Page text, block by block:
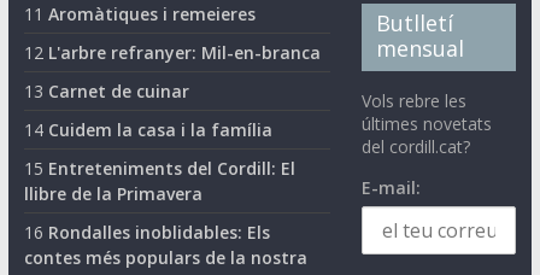
11 Aromàtiques i remeieres
12 L'arbre refranyer: Mil-en-branca
13 Carnet de cuinar
14 Cuidem la casa i la família
15 Entreteniments del Cordill: El
llibre de la Primavera
16 Rondalles inoblidables: Els
contes més populars de la nostra
Butlletí
mensual
Vols rebre les
últimes novetats
del cordill.cat?
E-mail: